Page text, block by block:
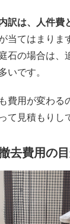
訳は、人件費
当てはまりま
石の場合は、
いです。
費用が変わる
て見積もりし
去費用の